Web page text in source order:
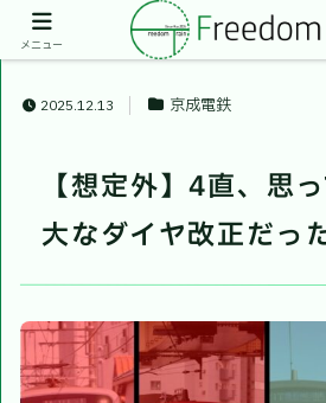
2025.12.13 京成電鉄
【想定外】4直、思
大なダイヤ改正だっ
メニュー